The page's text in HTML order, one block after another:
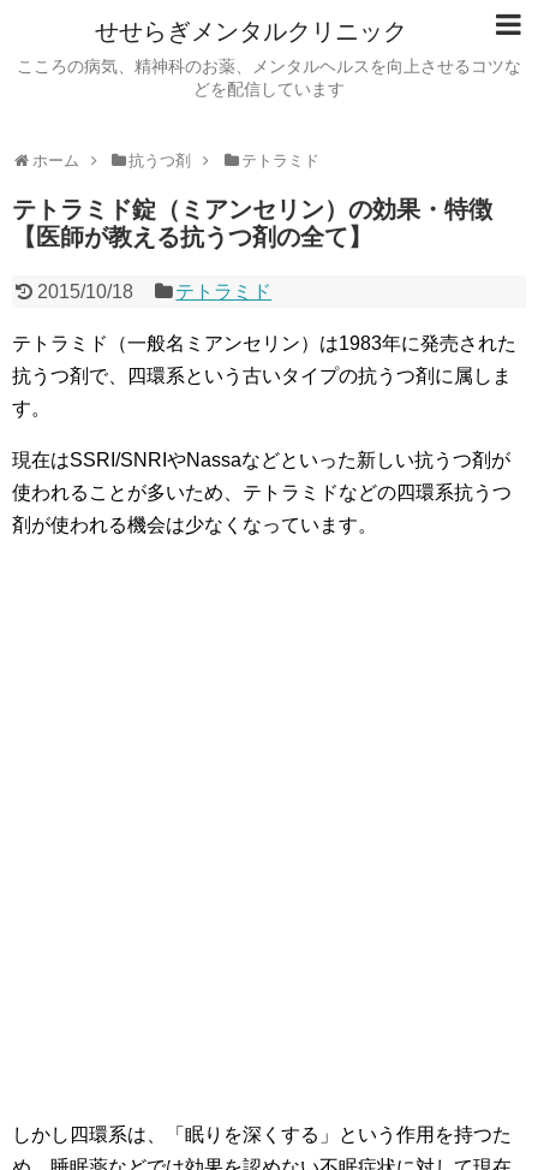
せせらぎメンタルクリニック
こころの病気、精神科のお薬、メンタルヘルスを向上させるコツな
どを配信しています
ホーム 抗うつ剤 テトラミド
テトラミド錠（ミアンセリン）の効果・特徴
【医師が教える抗うつ剤の全て】
2015/10/18 テトラミド
テトラミド（一般名ミアンセリン）は1983年に発売された
抗うつ剤で、四環系という古いタイプの抗うつ剤に属しま
す。
現在はSSRI/SNRIやNassaなどといった新しい抗うつ剤が
使われることが多いため、テトラミドなどの四環系抗うつ
剤が使われる機会は少なくなっています。
しかし四環系は、「眠りを深くする」という作用を持つた